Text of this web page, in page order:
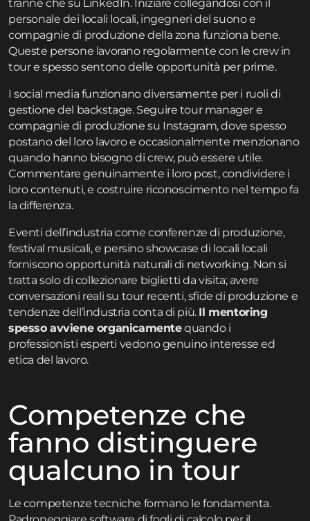
tranne che su LinkedIn. Iniziare collegandosi con il
personale dei locali locali, ingegneri del suono e
compagnie di produzione della zona funziona bene.
Queste persone lavorano regolarmente con le crew in
tour e spesso sentono delle opportunità per prime.
I social media funzionano diversamente per i ruoli di
gestione del backstage. Seguire tour manager e
compagnie di produzione su Instagram, dove spesso
postano del loro lavoro e occasionalmente menzionano
quando hanno bisogno di crew, può essere utile.
Commentare genuinamente i loro post, condividere i
loro contenuti, e costruire riconoscimento nel tempo fa
la differenza.
Eventi dell’industria come conferenze di produzione,
festival musicali, e persino showcase di locali locali
forniscono opportunità naturali di networking. Non si
tratta solo di collezionare biglietti da visita; avere
conversazioni reali su tour recenti, sfide di produzione e
tendenze dell’industria conta di più. Il mentoring
spesso avviene organicamentequando i
professionisti esperti vedono genuino interesse ed
etica del lavoro.
Competenze che
fanno distinguere
qualcuno in tour
Le competenze tecniche formano le fondamenta.